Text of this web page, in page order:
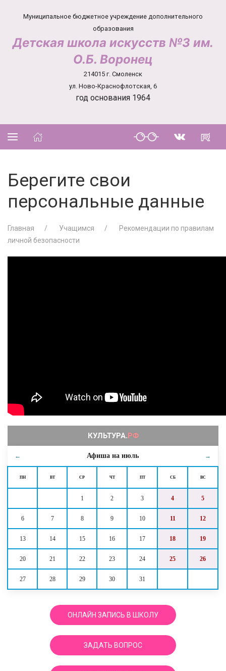
Муниципальное бюджетное учреждение дополнительного
образования
Детская школа искусств №3 им.
О.Б. Воронец
214015 г. Смоленск
ул. Ново-Краснофлотская, 6
год основания 1964
← Афиша на июль →
ПН ВТ СР ЧТ ПТ СБ ВС
1 2 3 4 5
6 7 8 9 10 11 12
13 14 15 16 17 18 19
20 21 22 23 24 25 26
27 28 29 30 31
ОНЛАЙН ЗАПИСЬ В ШКОЛУ
ЗАДАТЬ ВОПРОС
Берегите свои
персональные данные
Главная Учащимся
Рекомендации по правилам
личной безопасности